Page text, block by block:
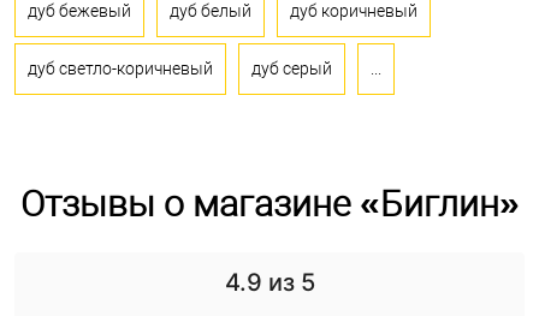
дуб бежевый дуб белый дуб коричневый
дуб светло-коричневый дуб серый
Отзывы о магазине «Биглин»
4.9 из 5